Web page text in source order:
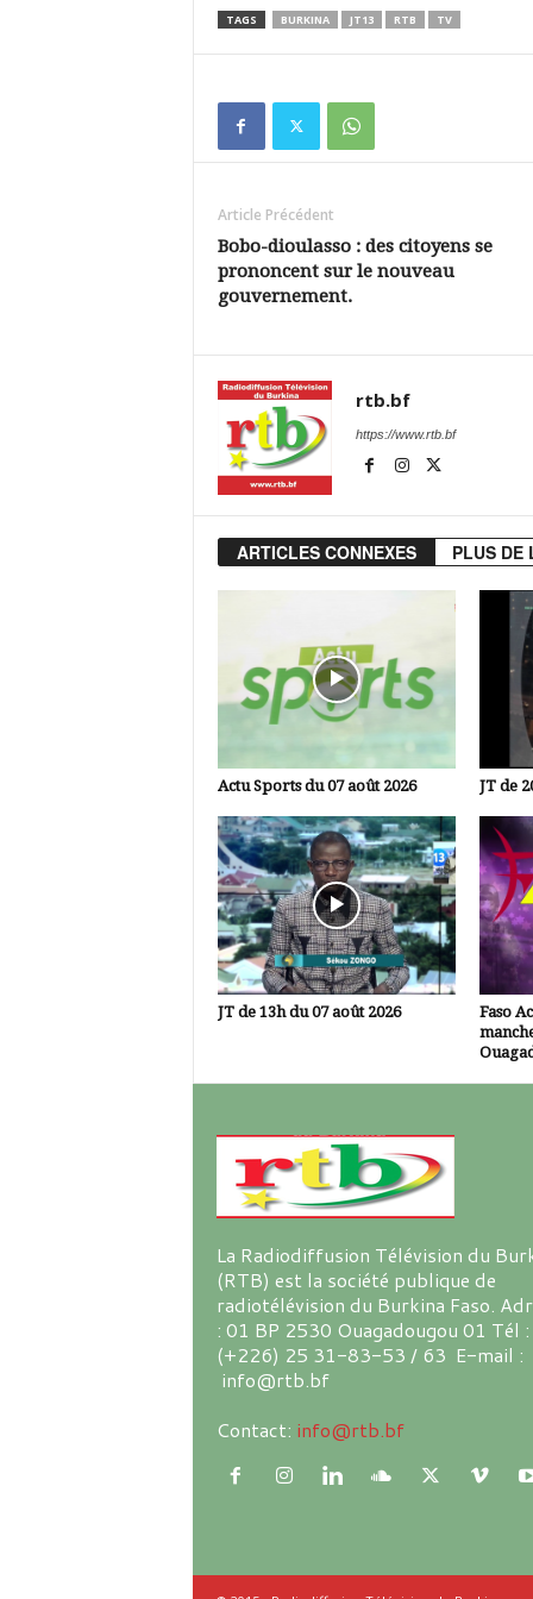
TAGS BURKINA JT13 RTB TV
Article Précédent
Bobo-dioulasso : des citoyens se
prononcent sur le nouveau
gouvernement.
rtb.bf
https://www.rtb.bf
ARTICLES CONNEXES PLUS DE
Actu Sports du 07 août 2026 JT de
JT de 13h du 07 août 2026
Faso
La Radiodiffusion Télévision du
(RTB) est la société publique de
radiotélévision du Burkina Faso.
: 01 BP 2530 Ouagadougou 01 Tél :
(+226) 25 31-83-53 / 63 E-mail :
info@rtb.bf
Contact: info@rtb.bf